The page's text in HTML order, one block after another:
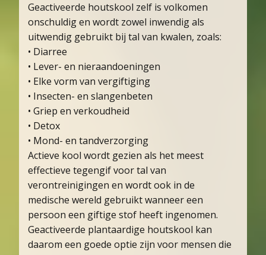
Geactiveerde houtskool zelf is volkomen
onschuldig en wordt zowel inwendig als
uitwendig gebruikt bij tal van kwalen, zoals:
• Diarree
• Lever- en nieraandoeningen
• Elke vorm van vergiftiging
• Insecten- en slangenbeten
• Griep en verkoudheid
• Detox
• Mond- en tandverzorging
Actieve kool wordt gezien als het meest
effectieve tegengif voor tal van
verontreinigingen en wordt ook in de
medische wereld gebruikt wanneer een
persoon een giftige stof heeft ingenomen.
Geactiveerde plantaardige houtskool kan
daarom een goede optie zijn voor mensen die